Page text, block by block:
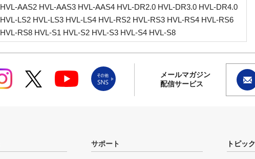
HVL-AAS2 HVL-AAS3 HVL-AAS4 HVL-DR2.0 HVL-DR3.0 HVL-DR4.0
HVL-LS2 HVL-LS3 HVL-LS4 HVL-RS2 HVL-RS3 HVL-RS4 HVL-RS6
HVL-RS8 HVL-S1 HVL-S2 HVL-S3 HVL-S4 HVL-S8
メールマガジン
配信サービス
サポート トピック